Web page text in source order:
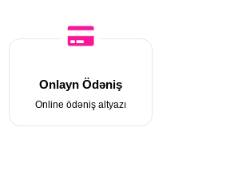
Onlayn Ödəniş
Online ödəniş altyazı